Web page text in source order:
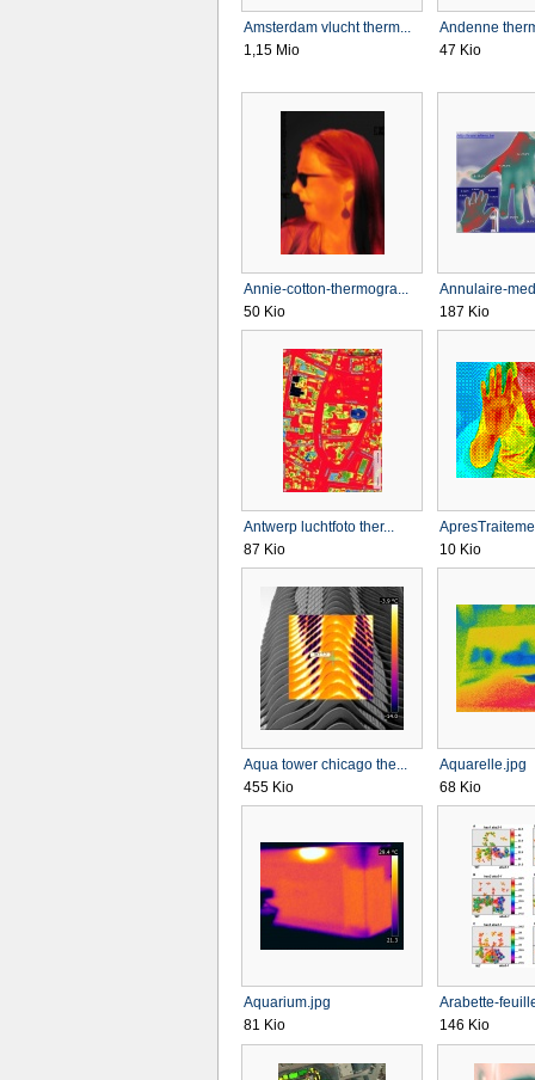
Amsterdam vlucht therm...
1,15 Mio
Andenne
47 Kio
Annie-cotton-thermogra...
50 Kio
Annulaire-
187 Kio
Antwerp luchtfoto ther...
87 Kio
10 Kio
Aqua tower chicago the...
455 Kio
Aquarelle.jpg
68 Kio
Aquarium.jpg
81 Kio
Arabette-
146 Kio